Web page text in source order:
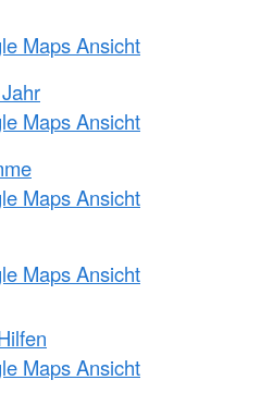
Maps Ansicht
Maps Ansicht
Maps Ansicht
Maps Ansicht
Maps Ansicht